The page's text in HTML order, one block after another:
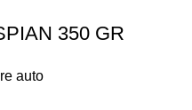
350 GR
auto